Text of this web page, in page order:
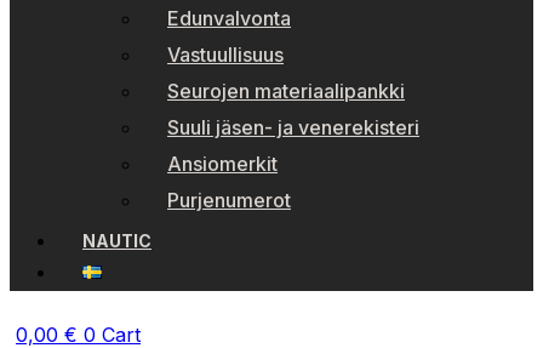
Edunvalvonta
Vastuullisuus
Seurojen materiaalipankki
Suuli jäsen- ja venerekisteri
Ansiomerkit
Purjenumerot
NAUTIC
0,00 € 0 Cart